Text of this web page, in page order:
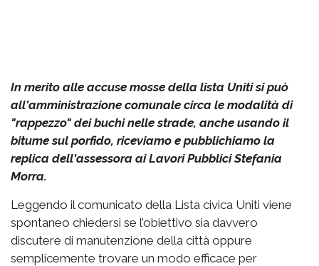
In merito alle accuse mosse della lista Uniti si può
all'amministrazione comunale circa le modalità di
"rappezzo" dei buchi nelle strade, anche usando il
bitume sul porfido, riceviamo e pubblichiamo la
replica dell'assessora ai Lavori Pubblici Stefania
Morra.
Leggendo il comunicato della Lista civica Uniti viene
spontaneo chiedersi se l’obiettivo sia davvero
discutere di manutenzione della città oppure
semplicemente trovare un modo efficace per